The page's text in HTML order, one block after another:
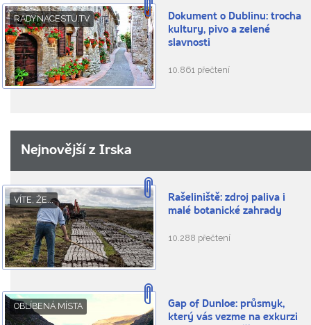
RADYNACESTU.TV
Dokument o Dublinu: trocha
kultury, pivo a zelené
slavnosti
10.861 přečtení
Nejnovější z Irska
VÍTE, ŽE...
Rašeliniště: zdroj paliva i
malé botanické zahrady
10.288 přečtení
OBLÍBENÁ MÍSTA
Gap of Dunloe: průsmyk,
který vás vezme na exkurzi